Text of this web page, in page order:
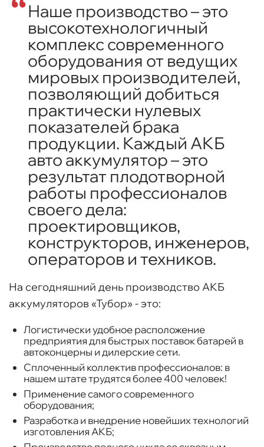
Наше производство – это
высокотехнологичный
комплекс современного
оборудования от ведущих
мировых производителей,
позволяющий добиться
практически нулевых
показателей брака
продукции. Каждый АКБ
авто аккумулятор – это
результат плодотворной
работы профессионалов
своего дела:
проектировщиков,
конструкторов, инженеров,
операторов и техников.
На сегодняшний день производство АКБ
аккумуляторов «Тубор» - это:
Логистически удобное расположение
предприятия для быстрых поставок батарей в
автоконцерны и дилерские сети.
Сплоченный коллектив профессионалов: в
нашем штате трудятся более 400 человек!
Применение самого современного
оборудования;
Разработка и внедрение новейших технологий
изготовления АКБ;